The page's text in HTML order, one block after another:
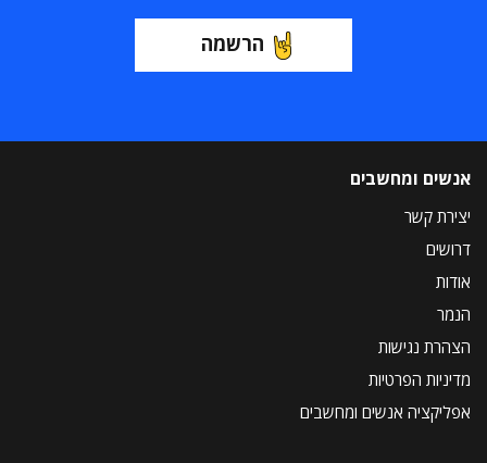
הרשמה
אנשים ומחשבים
יצירת קשר
דרושים
אודות
הנמר
הצהרת נגישות
מדיניות הפרטיות
אפליקציה אנשים ומחשבים